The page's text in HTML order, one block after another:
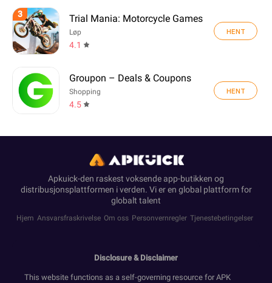
3 Trial Mania: Motorcycle Games
Løp
4.1
HENT
Groupon – Deals & Coupons
Shopping
4.5
HENT
Apkuick-den raskest voksende app-butikken og
distribusjonsplattformen i verden. Vi er en global plattform for
globalt talent
Hjem Ansvarsfraskrivelse Om oss Personvernregler Tjenestebetingelser
Disclosure & Disclaimer
This website functions as a self-governing resource for APK